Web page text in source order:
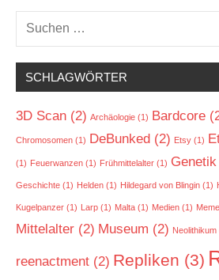
Suchen
nach:
SCHLAGWÖRTER
3D Scan (2) Archäologie (1) Bardcore
Chromosomen (1) DeBunked (2) Etsy (1)
(1) Feuerwanzen (1) Frühmittelalter (1) Genetik
Geschichte (1) Helden (1) Hildegard von Blingin (1)
Kugelpanzer (1) Larp (1) Malta (1) Medien (1)
Mittelalter (2) Museum (2) Neolithikum
reenactment (2) Repliken (3)